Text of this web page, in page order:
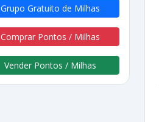
Grupo Gratuito de Milhas
Comprar Pontos / Milhas
Vender Pontos / Milhas